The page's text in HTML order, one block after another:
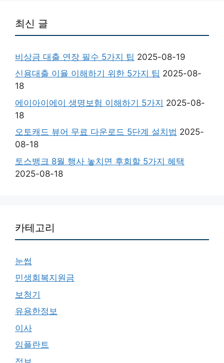
최신 글
비상금 대출 연장 필수 5가지 팁 2025-08-19
신용대출 이율 이해하기 위한 5가지 팁 2025-08-
18
에이아이에이 생명보험 이해하기 5가지 2025-08-
18
오토캐드 뷰어 무료 다운로드 5단계 설치법 2025-
08-18
토스뱅크 8월 행사 놓치면 후회할 5가지 혜택
2025-08-18
카테고리
눈썹
민생회복지원금
보청기
유용한정보
이사
임플란트